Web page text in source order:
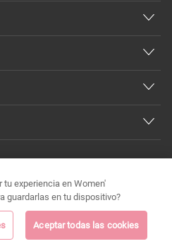
reservados 2026 ©
experiencia en Women'
guardarlas en tu dispositivo?
Aceptar todas las cookies